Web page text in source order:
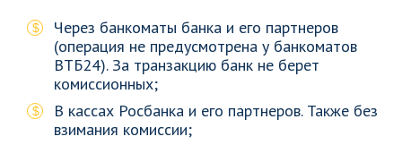
Через банкоматы банка и его партнеров
(операция не предусмотрена у банкоматов
ВТБ24). За транзакцию банк не берет
комиссионных;
В кассах Росбанка и его партнеров. Также без
взимания комиссии;